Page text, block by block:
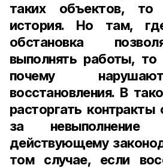
таких объектов, то
история. Но там,
обстановка
выполнять работы,
почему
восстановления. В
расторгать
за невыполнение
действующему
том случае, если